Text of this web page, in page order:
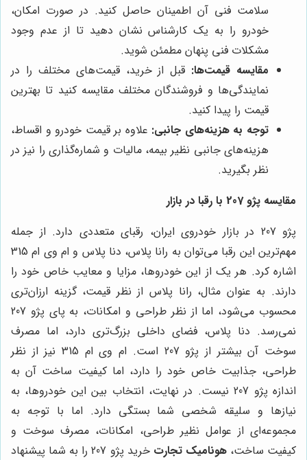
سلامت فنی آن اطمینان حاصل کنید. در صورت امکان،
خودرو را به یک کارشناس نشان دهید تا از عدم وجود
مشکلات فنی پنهان مطمئن شوید.
مقایسه قیمت‌ها: قبل از خرید، قیمت‌های مختلف را در
نمایندگی‌ها و فروشندگان مختلف مقایسه کنید تا بهترین
قیمت را پیدا کنید.
توجه به هزینه‌های جانبی: علاوه بر قیمت خودرو و اقساط،
هزینه‌های جانبی نظیر بیمه، مالیات و شماره‌گذاری را نیز در
نظر بگیرید.
مقایسه پژو 207 با رقبا در بازار
پژو 207 در بازار خودروی ایران، رقبای متعددی دارد. از جمله
مهم‌ترین این رقبا می‌توان به رانا پلاس، دنا پلاس و ام وی ام 315
اشاره کرد. هر یک از این خودروها، مزایا و معایب خاص خود را
دارند. به عنوان مثال، رانا پلاس از نظر قیمت، گزینه ارزان‌تری
محسوب می‌شود، اما از نظر طراحی و امکانات، به پای پژو 207
نمی‌رسد. دنا پلاس، فضای داخلی بزرگ‌تری دارد، اما مصرف
سوخت آن بیشتر از پژو 207 است. ام وی ام 315 نیز از نظر
طراحی، جذابیت خاص خود را دارد، اما کیفیت ساخت آن به
اندازه پژو 207 نیست. در نهایت، انتخاب بین این خودروها، به
نیازها و سلیقه شخصی شما بستگی دارد. اما با توجه به
مجموعه‌ای از عوامل نظیر طراحی، امکانات، مصرف سوخت و
کیفیت ساخت،هونامیک تجارت
خرید پژو 207 را به شما پیشنهاد